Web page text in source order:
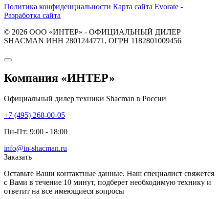
Политика конфиденциальности Карта сайта Evorate -
Разработка сайта
© 2026 ООО «ИНТЕР» - ОФИЦИАЛЬНЫЙ ДИЛЕР
SHACMAN ИНН 2801244771, ОГРН 1182801009456
Компания «ИНТЕР»
Официальный дилер техники Shacman в России
+7 (495) 268-00-05
Пн-Пт: 9:00 - 18:00
info@in-shacman.ru
Заказать
Оставьте Ваши контактные данные. Наш специалист свяжется
с Вами в течение 10 минут, подберет необходимую технику и
ответит на все имеющиеся вопросы